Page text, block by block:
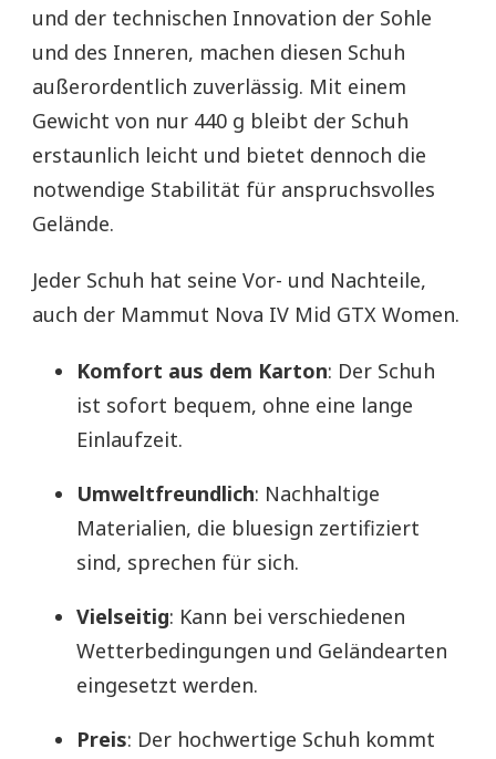
und der technischen Innovation der Sohle
und des Inneren, machen diesen Schuh
außerordentlich zuverlässig. Mit einem
Gewicht von nur 440 g bleibt der Schuh
erstaunlich leicht und bietet dennoch die
notwendige Stabilität für anspruchsvolles
Gelände.
Jeder Schuh hat seine Vor- und Nachteile,
auch der Mammut Nova IV Mid GTX Women.
Komfort aus dem Karton: Der Schuh
ist sofort bequem, ohne eine lange
Einlaufzeit.
Umweltfreundlich: Nachhaltige
Materialien, die bluesign zertifiziert
sind, sprechen für sich.
Vielseitig: Kann bei verschiedenen
Wetterbedingungen und Geländearten
eingesetzt werden.
Preis: Der hochwertige Schuh kommt